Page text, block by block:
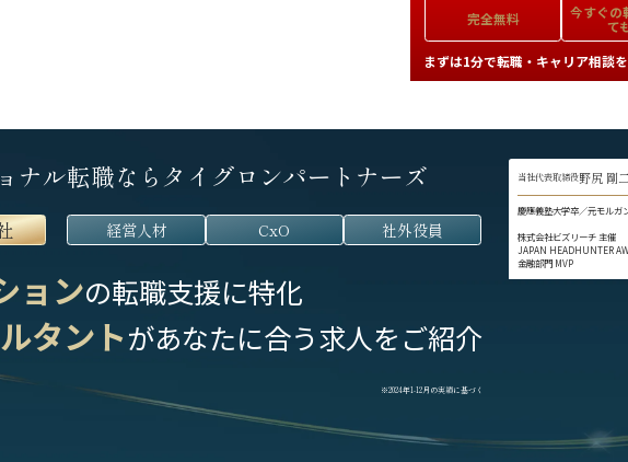
完全無料 今すぐの
て
まずは1分で転職・キャリア相談
ナル転職ならタイグロンパートナーズ
経営人材 CxO 社外役員
ョンの転職支援に特化
タントがあなたに合う求人をご紹介
※2024年1-12月の実績に基づく
当社代表取締役野尻 剛
慶應義塾大学卒／元モルガ
株式会社ビズリーチ 主催
JAPAN HEADHUNTER
金融部門 MVP